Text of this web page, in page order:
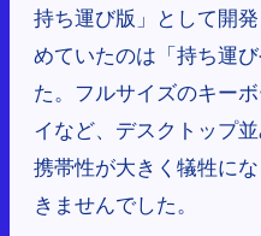
持ち運び版」として開
めていたのは「持ち運
た。フルサイズのキー
イなど、デスクトップ
携帯性が大きく犠牲に
きませんでした。